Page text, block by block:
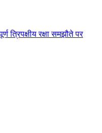
त्रिपक्षीय रक्षा समझौते पर